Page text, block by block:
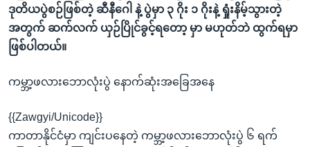
ကျော်
ရန်
ဒုတိယပွဲစဉ်ဖြစ်တဲ့ ဆီနီဂေါ နဲ့ ပွဲမှာ ၃ ဂိုး ၁ ဂိုးနဲ့ ရှုံးနိမ့်သွားတဲ့
အတွက် ဆက်လက် ယှဉ်ပြိုင်ခွင့်ရတော့ မှာ မဟုတ်ဘဲ ထွက်ရမှာ
ဖြစ်ပါတယ်။
ကမ္ဘာ့ဖလားဘောလုံးပွဲ နောက်ဆုံးအခြေအနေ
{{Zawgyi/Unicode}}
ကာတာနိုင်ငံမှာ ကျင်းပနေတဲ့ ကမ္ဘာ့ဖလားဘောလုံးပွဲ ၆ ရက်